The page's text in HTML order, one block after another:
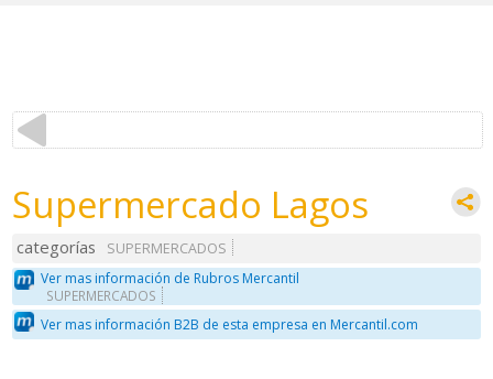
Supermercado Lagos
categorías
SUPERMERCADOS
Ver mas información de Rubros Mercantil
SUPERMERCADOS
Ver mas información B2B de esta empresa en Mercantil.com